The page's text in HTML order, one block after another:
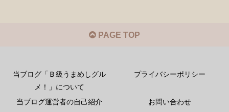
PAGE TOP
当ブログ「Ｂ級うまめしグル
メ！」について
プライバシーポリシー
当ブログ運営者の自己紹介
お問い合わせ